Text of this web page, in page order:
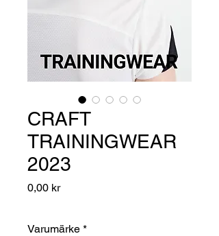
CRAFT
TRAININGWEAR
2023
0,00 krPris
Varumärke *